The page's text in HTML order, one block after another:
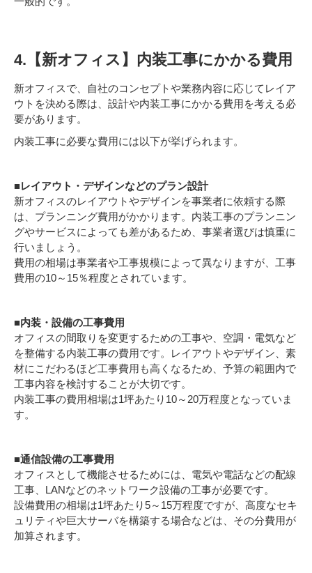
4.【新オフィス】内装工事にかかる費用
新オフィスで、自社のコンセプトや業務内容に応じてレイア
ウトを決める際は、設計や内装工事にかかる費用を考える必
要があります。
内装工事に必要な費用には以下が挙げられます。
■レイアウト・デザインなどのプラン設計
新オフィスのレイアウトやデザインを事業者に依頼する際
は、プランニング費用がかかります。内装工事のプランニン
グやサービスによっても差があるため、事業者選びは慎重に
行いましょう。
費用の相場は事業者や工事規模によって異なりますが、工事
費用の10～15％程度とされています。
■内装・設備の工事費用
オフィスの間取りを変更するための工事や、空調・電気など
を整備する内装工事の費用です。レイアウトやデザイン、素
材にこだわるほど工事費用も高くなるため、予算の範囲内で
工事内容を検討することが大切です。
内装工事の費用相場は1坪あたり10～20万程度となっていま
す。
■通信設備の工事費用
オフィスとして機能させるためには、電気や電話などの配線
工事、LANなどのネットワーク設備の工事が必要です。
設備費用の相場は1坪あたり5～15万程度ですが、高度なセキ
ュリティや巨大サーバを構築する場合などは、その分費用が
加算されます。